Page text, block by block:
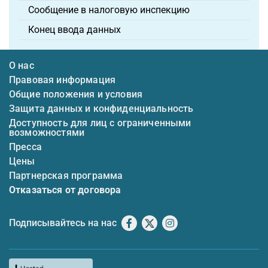
Сообщение в налоговую инспекцию
Конец ввода данных
О нас
Правовая информация
Общие положения и условия
Защита данных и конфиденциальность
Доступность для лиц с ограниченными
возможностями
Пресса
Цены
Партнерская программа
Отказаться от договора
Подписывайтесь на нас Facebook
X Instagram